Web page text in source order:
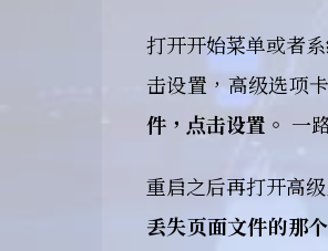
打开开始菜单或者
击设置，高级选项
件，点击设置。 一
重启之后再打开高
丢失页面文件的那